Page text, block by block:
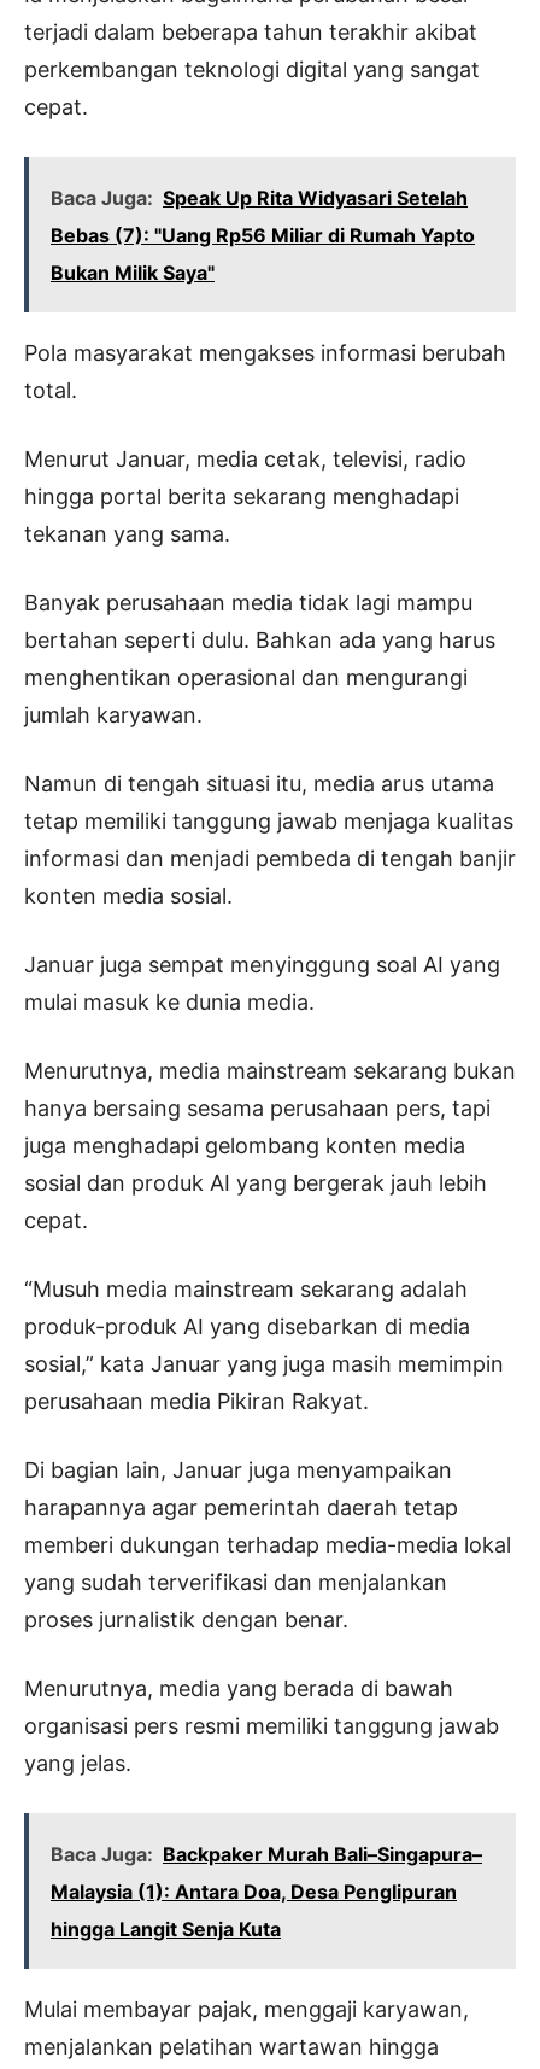
terjadi dalam beberapa tahun terakhir akibat
perkembangan teknologi digital yang sangat
cepat.
Baca Juga: Speak Up Rita Widyasari Setelah
Bebas (7): "Uang Rp56 Miliar di Rumah Yapto
Bukan Milik Saya"
Pola masyarakat mengakses informasi berubah
total.
Menurut Januar, media cetak, televisi, radio
hingga portal berita sekarang menghadapi
tekanan yang sama.
Banyak perusahaan media tidak lagi mampu
bertahan seperti dulu. Bahkan ada yang harus
menghentikan operasional dan mengurangi
jumlah karyawan.
Namun di tengah situasi itu, media arus utama
tetap memiliki tanggung jawab menjaga kualitas
informasi dan menjadi pembeda di tengah banjir
konten media sosial.
Januar juga sempat menyinggung soal AI yang
mulai masuk ke dunia media.
Menurutnya, media mainstream sekarang bukan
hanya bersaing sesama perusahaan pers, tapi
juga menghadapi gelombang konten media
sosial dan produk AI yang bergerak jauh lebih
cepat.
“Musuh media mainstream sekarang adalah
produk-produk AI yang disebarkan di media
sosial,” kata Januar yang juga masih memimpin
perusahaan media Pikiran Rakyat.
Di bagian lain, Januar juga menyampaikan
harapannya agar pemerintah daerah tetap
memberi dukungan terhadap media-media lokal
yang sudah terverifikasi dan menjalankan
proses jurnalistik dengan benar.
Menurutnya, media yang berada di bawah
organisasi pers resmi memiliki tanggung jawab
yang jelas.
Baca Juga: Backpaker Murah Bali–Singapura–
Malaysia (1): Antara Doa, Desa Penglipuran
hingga Langit Senja Kuta
Mulai membayar pajak, menggaji karyawan,
menjalankan pelatihan wartawan hingga